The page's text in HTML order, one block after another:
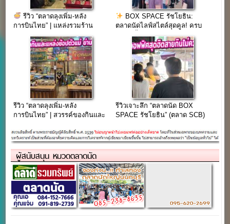
รีวิว “ตลาดลุงเพิ่ม-หลัง
การบินไทย” | แหล่งรวมร้าน
อร่อยย่านวิภาวดี 22 ที่คนออฟฟิศ
ต้องรู้!
BOX SPACE รัชโยธิน:
ตลาดนัดไลฟ์สไตล์สุดคูล! ครบ
อีเวนต์ตลอดปี (อัปเดต 2025)
รีวิว “ตลาดลุงเพิ่ม-หลัง
การบินไทย” | สวรรค์ของกินและ
รีวิวเจาะลึก “ตลาดนัด BOX
SPACE รัชโยธิน” (ตลาด SCB)
ที่พ่อค้าแม่ค้าและสายกินไม่ควร
พลาด!
ผู้สนับสนุน หมวดตลาดนัด